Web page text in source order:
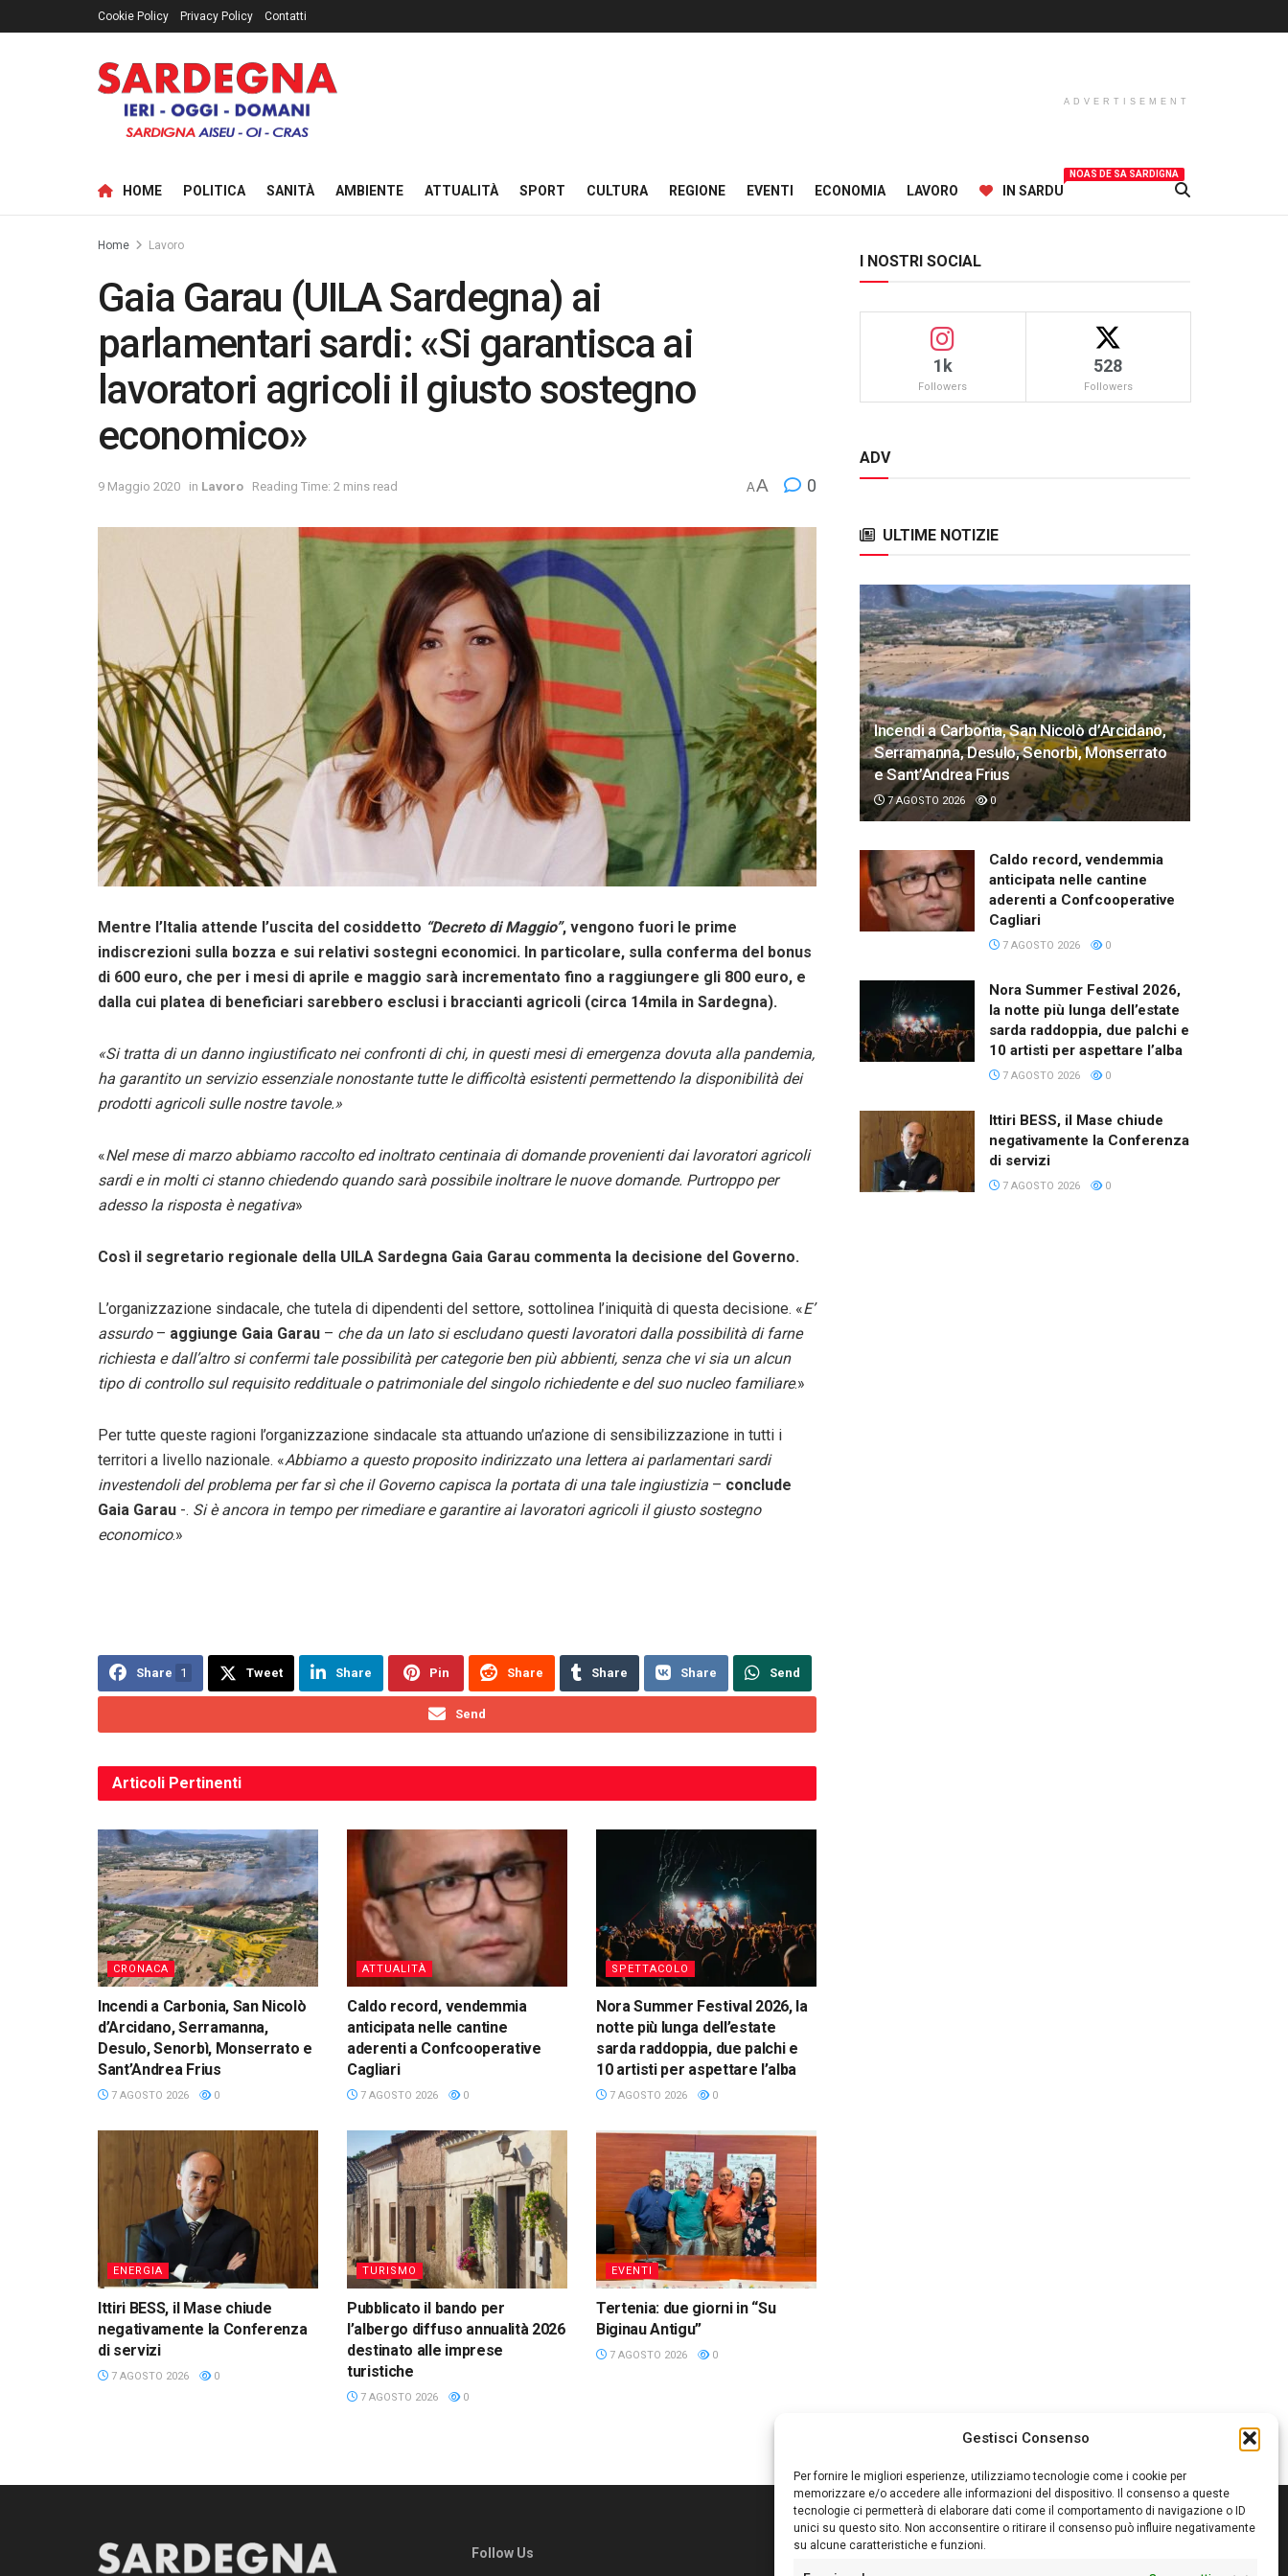
Gestisci Consenso
Per fornire le migliori esperienze, utilizziamo tecnologie come i cookie per
memorizzare e/o accedere alle informazioni del dispositivo. Il consenso a queste
tecnologie ci permetterà di elaborare dati come il comportamento di navigazione o ID
unici su questo sito. Non acconsentire o ritirare il consenso può influire negativamente
su alcune caratteristiche e funzioni.
Cookie Policy Privacy Policy Contatti
ADVERTISEMENT
HOME POLITICA SANITÀ AMBIENTE ATTUALITÀ SPORT CULTURA REGIONE EVENTI ECONOMIA LAVORO IN SARDU
NOAS DE SA SARDIGNA
Home Lavoro
Gaia Garau (UILA Sardegna) ai
parlamentari sardi: «Si garantisca ai
lavoratori agricoli il giusto sostegno
economico»
9 Maggio 2020 in Lavoro Reading Time: 2 mins read AA 0
Mentre l’Italia attende l’uscita del cosiddetto “Decreto di Maggio”, vengono fuori le prime
indiscrezioni sulla bozza e sui relativi sostegni economici. In particolare, sulla conferma del bonus
di 600 euro, che per i mesi di aprile e maggio sarà incrementato fino a raggiungere gli 800 euro, e
dalla cui platea di beneficiari sarebbero esclusi i braccianti agricoli (circa 14mila in Sardegna).
«Si tratta di un danno ingiustificato nei confronti di chi, in questi mesi di emergenza dovuta alla pandemia,
ha garantito un servizio essenziale nonostante tutte le difficoltà esistenti permettendo la disponibilità dei
prodotti agricoli sulle nostre tavole.»
«Nel mese di marzo abbiamo raccolto ed inoltrato centinaia di domande provenienti dai lavoratori agricoli
sardi e in molti ci stanno chiedendo quando sarà possibile inoltrare le nuove domande. Purtroppo per
adesso la risposta è negativa»
Così il segretario regionale della UILA Sardegna Gaia Garau commenta la decisione del Governo.
L’organizzazione sindacale, che tutela di dipendenti del settore, sottolinea l’iniquità di questa decisione. «E’
assurdo– aggiunge Gaia Garau – che da un lato si escludano questi lavoratori dalla possibilità di farne
richiesta e dall’altro si confermi tale possibilità per categorie ben più abbienti, senza che vi sia un alcun
tipo di controllo sul requisito reddituale o patrimoniale del singolo richiedente e del suo nucleo familiare.»
Per tutte queste ragioni l’organizzazione sindacale sta attuando un’azione di sensibilizzazione in tutti i
territori a livello nazionale. «Abbiamo a questo proposito indirizzato una lettera ai parlamentari sardi
investendoli del problema per far sì che il Governo capisca la portata di una tale ingiustizia – conclude
Gaia Garau -. Si è ancora in tempo per rimediare e garantire ai lavoratori agricoli il giusto sostegno
economico.»
Share 1 Tweet Share Pin Share Share Share Send
Send
Articoli Pertinenti
CRONACA
Incendi a Carbonia, San Nicolò
d’Arcidano, Serramanna,
Desulo, Senorbì, Monserrato e
Sant’Andrea Frius
7 AGOSTO 2026 0
ATTUALITÀ
Caldo record, vendemmia
anticipata nelle cantine
aderenti a Confcooperative
Cagliari
7 AGOSTO 2026 0
SPETTACOLO
Nora Summer Festival 2026, la
notte più lunga dell’estate
sarda raddoppia, due palchi e
10 artisti per aspettare l’alba
7 AGOSTO 2026 0
ENERGIA
Ittiri BESS, il Mase chiude
negativamente la Conferenza
di servizi
7 AGOSTO 2026 0
TURISMO
Pubblicato il bando per
l’albergo diffuso annualità 2026
destinato alle imprese
turistiche
7 AGOSTO 2026 0
EVENTI
Tertenia: due giorni in “Su
Biginau Antigu”
7 AGOSTO 2026 0
I NOSTRI SOCIAL
1k
Followers
528
Followers
ADV
ULTIME NOTIZIE
Incendi a Carbonia, San Nicolò d’Arcidano,
Serramanna, Desulo, Senorbì, Monserrato
e Sant’Andrea Frius
7 AGOSTO 2026 0
Caldo record, vendemmia
anticipata nelle cantine
aderenti a Confcooperative
Cagliari
7 AGOSTO 2026 0
Nora Summer Festival 2026,
la notte più lunga dell’estate
sarda raddoppia, due palchi e
10 artisti per aspettare l’alba
7 AGOSTO 2026 0
Ittiri BESS, il Mase chiude
negativamente la Conferenza
di servizi
7 AGOSTO 2026 0
Follow Us Editore:Giampaolo Cirronis Ditta individuale